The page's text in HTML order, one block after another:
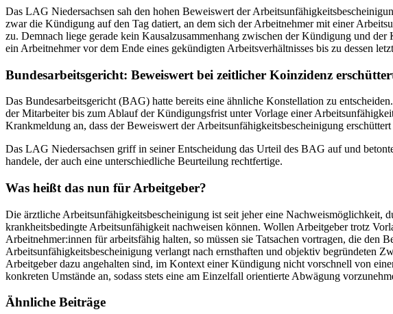
Das LAG Niedersachsen sah den hohen Beweiswert der
zwar die Kündigung auf den Tag datiert, an dem sich der Arbeitnehmer mit einer
zu. Demnach liege gerade kein Kausalzusammenhang zwischen der Kündigung und
ein Arbeitnehmer vor dem Ende eines gekündigten Arbeitsverhältnisses bis zu dessen
Bundesarbeitsgericht: Beweiswert bei zeitlicher Koinzidenz
Das Bundesarbeitsgericht (BAG) hatte bereits eine ähnliche Konstellation zu
der Mitarbeiter bis zum Ablauf der Kündigungsfrist unter Vorlage einer
Krankmeldung an, dass der Beweiswert der Arbeitsunfähigkeitsbescheinigung erschüttert
Das LAG Niedersachsen griff in seiner Entscheidung das Urteil des BAG auf und
handele, der auch eine unterschiedliche Beurteilung rechtfertige.
Was heißt das nun für Arbeitgeber?
Die ärztliche Arbeitsunfähigkeitsbescheinigung ist seit jeher eine
krankheitsbedingte Arbeitsunfähigkeit nachweisen können. Wollen Arbeitgeber trotz
Arbeitnehmer:innen für arbeitsfähig halten, so müssen sie Tatsachen vortragen, die
Arbeitsunfähigkeitsbescheinigung verlangt nach ernsthaften und objektiv begründeten
Arbeitgeber dazu angehalten sind, im Kontext einer Kündigung nicht vorschnell von
konkreten Umstände an, sodass stets eine am Einzelfall orientierte Abwägung
Ähnliche Beiträge